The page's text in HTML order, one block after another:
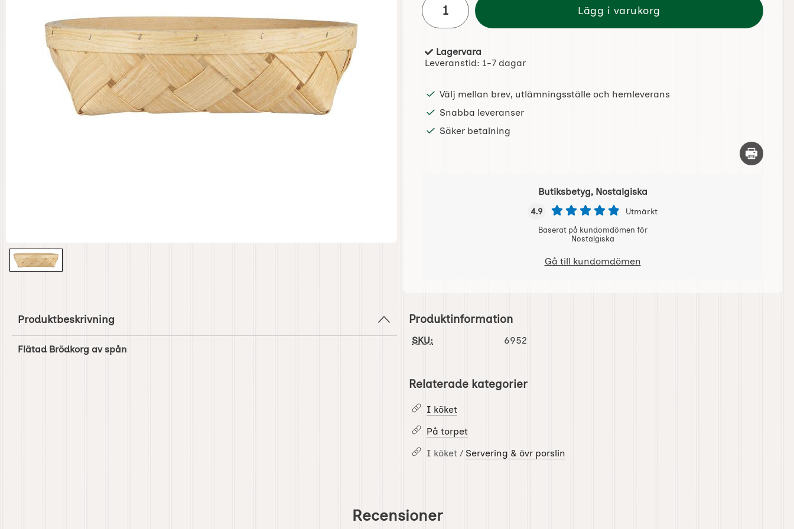
Lägg i varukorg
Tillgänglighet:
Lagervara
Leveranstid: 1-7 dagar
Välj mellan brev, utlämningsställe och hemleverans
Snabba leveranser
Säker betalning
Skriv ut
Butiksbetyg, Nostalgiska
4.9 Utmärkt
Baserat på kundomdömen för
Nostalgiska
Gå till kundomdömen
Produktbeskrivning
Flätad Brödkorg av spån
Produktinformation
SKU: 6952
Relaterade kategorier
I köket
På torpet
I köket / Servering & övr porslin
Recensioner